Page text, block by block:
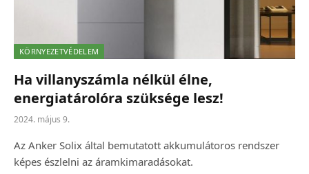
KÖRNYEZETVÉDELEM
Ha villanyszámla nélkül élne,
energiatárolóra szüksége lesz!
2024. május 9.
Az Anker Solix által bemutatott akkumulátoros rendszer
képes észlelni az áramkimaradásokat.